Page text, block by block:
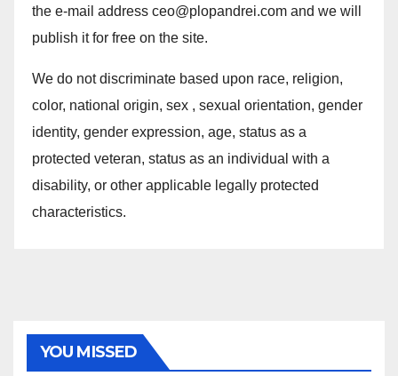
the e-mail address ceo@plopandrei.com and we will
publish it for free on the site.
We do not discriminate based upon race, religion,
color, national origin, sex , sexual orientation, gender
identity, gender expression, age, status as a
protected veteran, status as an individual with a
disability, or other applicable legally protected
characteristics.
YOU MISSED